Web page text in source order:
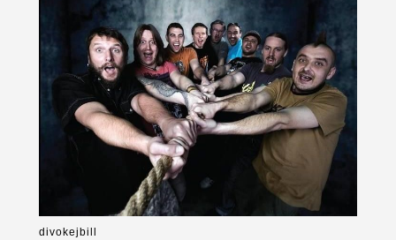
divokejbill